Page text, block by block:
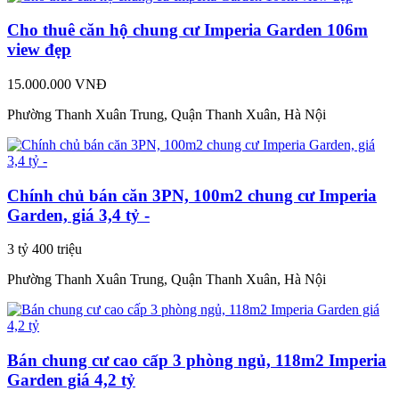
Cho thuê căn hộ chung cư Imperia Garden 106m
view đẹp
15.000.000 VNĐ
Phường Thanh Xuân Trung, Quận Thanh Xuân, Hà Nội
Chính chủ bán căn 3PN, 100m2 chung cư Imperia
Garden, giá 3,4 tỷ -
3 tỷ 400 triệu
Phường Thanh Xuân Trung, Quận Thanh Xuân, Hà Nội
Bán chung cư cao cấp 3 phòng ngủ, 118m2 Imperia
Garden giá 4,2 tỷ